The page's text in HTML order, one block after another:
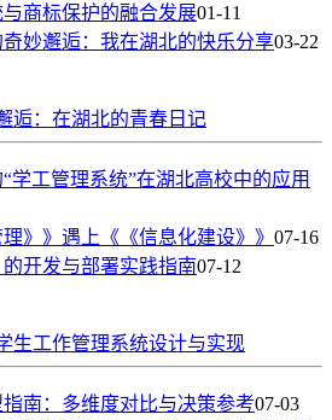
商标保护的融合发展01-11
妙邂逅：我在湖北的快乐分享03-22
逅：在湖北的青春日记
学工管理系统”在湖北高校中的应用
》》遇上《《信息化建设》》 07-16
的开发与部署实践指南07-12
生工作管理系统设计与实现
南：多维度对比与决策参考07-03